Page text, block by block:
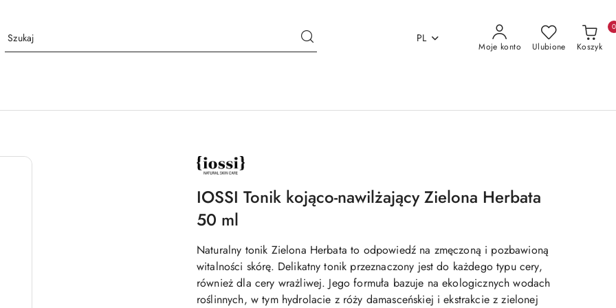
PL
Moje konto Ulubione Koszyk
0
NAZWA
PRODUCENTA:
IOSSI Tonik kojąco-nawilżający Zielona Herbata
50 ml
Naturalny tonik Zielona Herbata to odpowiedź na zmęczoną i pozbawioną
witalności skórę. Delikatny tonik przeznaczony jest do każdego typu cery,
również dla cery wrażliwej. Jego formuła bazuje na ekologicznych wodach
roślinnych, w tym hydrolacie z róży damasceńskiej i ekstrakcie z zielonej